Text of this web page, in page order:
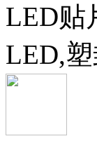
LED贴
LED,